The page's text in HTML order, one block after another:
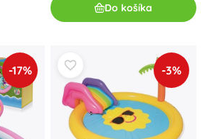
Do košíka
-17% -3%